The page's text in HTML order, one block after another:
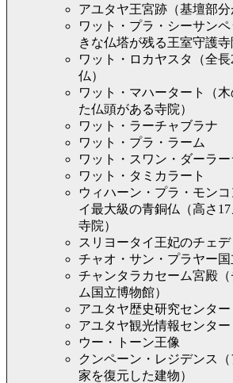
アユタヤ王宮跡（基壇部分
ワット・プラ・シーサン
きな仏塔が残る王室守護寺
ワット・ロカヤスタ（全
仏）
ワット・マハータート（
た仏頭がある寺院）
ワット・ラーチャブラナ
ワット・プラ・ラーム
ワット・スワン・ダーラー
ワット・タミカラート
ウィハーン・プラ・モン
イ最大級の青銅仏（高さ
寺院）
スリヨータイ王妃のチェデ
チャオ・サン・プラヤー
チャンタラカセーム宮殿
ム国立博物館）
アユタヤ歴史研究センター
アユタヤ観光情報センター
ウー・トーン王像
クンペーン・レジデンス
家を復元した建物）